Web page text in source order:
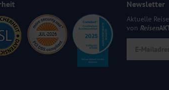
Newsletter
Aktuelle
von Reisen